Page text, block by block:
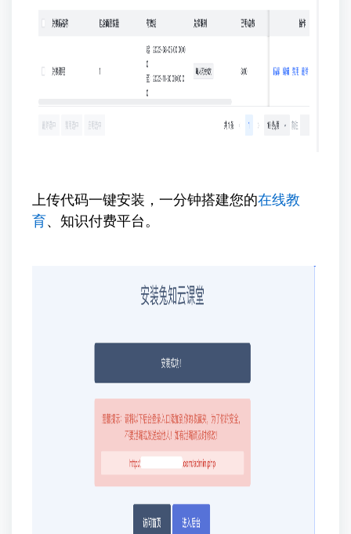
上传代码一键安装，一分钟搭建您的在线教
育、知识付费平台。